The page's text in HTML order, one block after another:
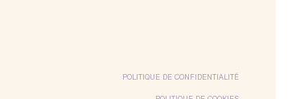
POLITIQUE DE CONFIDENTIALITÉ